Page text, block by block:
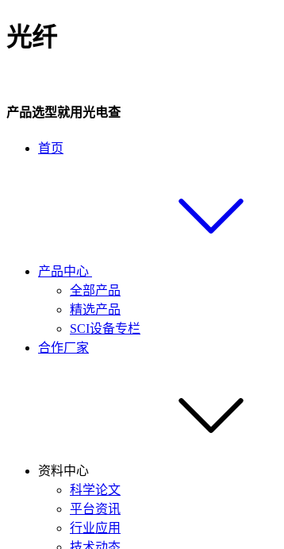
光纤
产品选型就用光电查
首页
产品中心
全部产品
精选产品
SCI设备专栏
合作厂家
资料中心
科学论文
平台资讯
行业应用